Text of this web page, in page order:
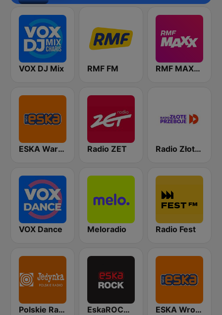
VOX DJ Mix RMF FM RMF MAXXX
ESKA Warszawa Radio ZET Radio Złote Przeboje
VOX Dance Meloradio Radio Fest
Polskie Radio Program I (PR1) Jedynka EskaROCK Warszawa ESKA Wrocław